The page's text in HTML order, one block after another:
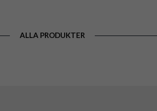
ALLA PRODUKTER